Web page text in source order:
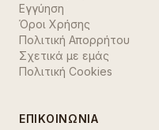
Εγγύηση
Όροι Χρήσης
Πολιτική Απορρήτου
Σχετικά με εμάς
Πολιτική Cookies
ΕΠΙΚΟΙΝΩΝΊΑ